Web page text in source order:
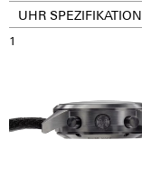
UHR SPEZIFIKATION
1